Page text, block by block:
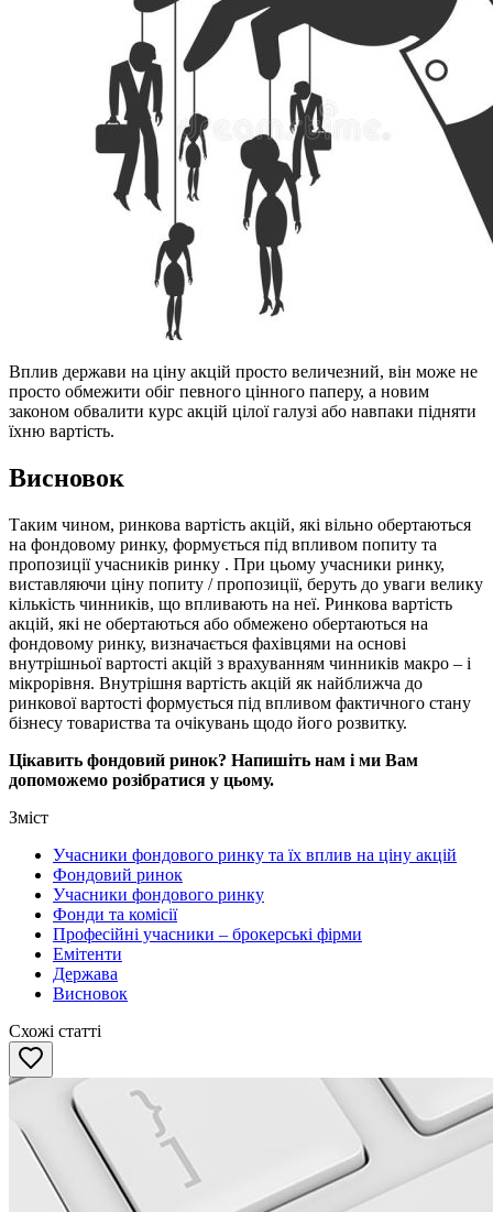
Вплив держави на ціну акцій просто величезний, він може не
просто обмежити обіг певного цінного паперу, а новим
законом обвалити курс акцій цілої галузі або навпаки підняти
їхню вартість.
Висновок
Таким чином, ринкова вартість акцій, які вільно обертаються
на фондовому ринку, формується під впливом попиту та
пропозиції учасників ринку . При цьому учасники ринку,
виставляючи ціну попиту / пропозиції, беруть до уваги велику
кількість чинників, що впливають на неї. Ринкова вартість
акцій, які не обертаються або обмежено обертаються на
фондовому ринку, визначається фахівцями на основі
внутрішньої вартості акцій з врахуванням чинників макро – і
мікрорівня. Внутрішня вартість акцій як найближча до
ринкової вартості формується під впливом фактичного стану
бізнесу товариства та очікувань щодо його розвитку.
Цікавить фондовий ринок? Напишіть нам і ми Вам
допоможемо розібратися у цьому.
Зміст
Учасники фондового ринку та їх вплив на ціну акцій
Фондовий ринок
Учасники фондового ринку
Фонди та комісії
Професійні учасники – брокерські фірми
Емітенти
Держава
Висновок
Схожі статті